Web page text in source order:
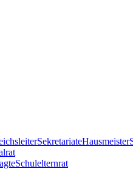
SekretariateHausmeister
Schulelternrat